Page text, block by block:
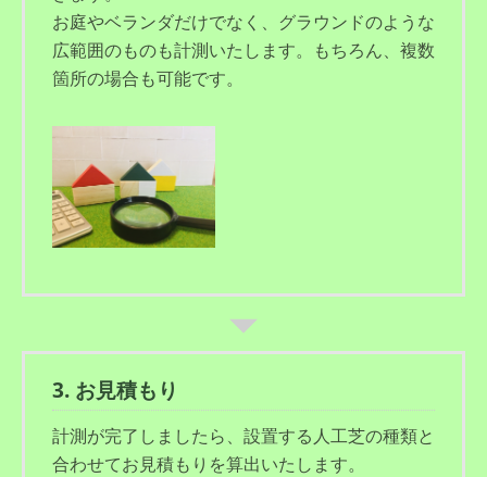
お庭やベランダだけでなく、グラウンドのような
広範囲のものも計測いたします。もちろん、複数
箇所の場合も可能です。
3. お見積もり
計測が完了しましたら、設置する人工芝の種類と
合わせてお見積もりを算出いたします。